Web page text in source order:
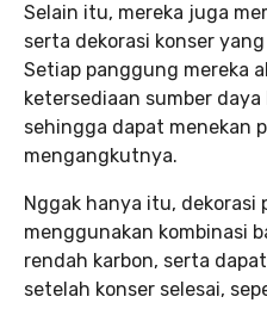
Selain itu, mereka juga
serta dekorasi konser
Setiap panggung mereka
ketersediaan sumber
sehingga dapat menekan
mengangkutnya.
Nggak hanya itu, dekorasi
menggunakan kombinasi
rendah karbon, serta
setelah konser selesai,